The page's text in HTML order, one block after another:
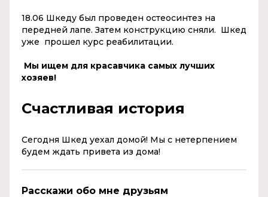
18.06 Шкеду был проведен остеосинтез на
передней лапе. Затем конструкцию сняли. Шкед
уже прошел курс реабилитации.
Мы ищем для красавчика самых лучших
хозяев!
Счастливая история
Сегодня Шкед уехал домой! Мы с нетерпением
будем ждать привета из дома!
Расскажи обо мне друзьям